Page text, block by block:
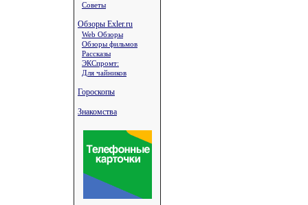
Советы
Обзоры Exler.ru
Web Обзоры
Обзоры фильмов
Рассказы
ЭКСпромт:
Для чайников
Гороскопы
Знакомства